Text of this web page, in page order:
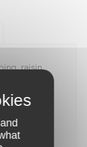
raisin
arôme
entière,
élaboré